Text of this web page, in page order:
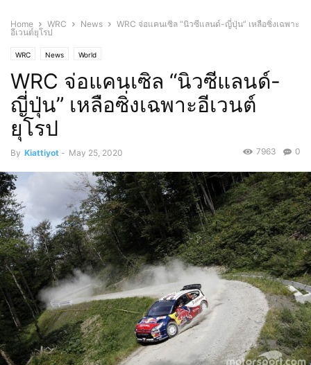
Home WRC News
WRC จ่อแคนเซิล “นิวซีแลนด์-ญี่ปุ่น” เหลือซิ่งเฉพาะ
อีเวนต์ยุโรป
WRC News World
WRC จ่อแคนเซิล “นิวซีแลนด์-
ญี่ปุ่น” เหลือซิ่งเฉพาะอีเวนต์
ยุโรป
By Kiattiyot - May 25, 2020 0
7963